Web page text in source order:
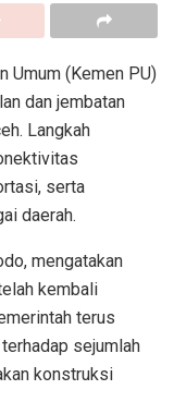
Umum (Kemen PU)
dan jembatan
Langkah
serta
daerah.
mengatakan
kembali
terus
sejumlah
konstruksi